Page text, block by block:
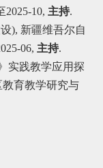
2025-10, 主持.
), 新疆维吾尔自
06, 主持.
实践教学应用探
育教学研究与